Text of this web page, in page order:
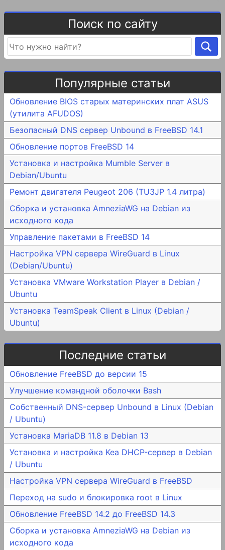
Поиск по сайту
Популярные статьи
Обновление BIOS старых материнских плат ASUS
(утилита AFUDOS)
Безопасный DNS сервер Unbound в FreeBSD 14.1
Обновление портов FreeBSD 14
Установка и настройка Mumble Server в
Debian/Ubuntu
Ремонт двигателя Peugeot 206 (TU3JP 1.4 литра)
Сборка и установка AmneziaWG на Debian из
исходного кода
Управление пакетами в FreeBSD 14
Настройка VPN сервера WireGuard в Linux
(Debian/Ubuntu)
Установка VMware Workstation Player в Debian /
Ubuntu
Установка TeamSpeak Client в Linux (Debian /
Ubuntu)
Последние статьи
Обновление FreeBSD до версии 15
Улучшение командной оболочки Bash
Собственный DNS-сервер Unbound в Linux (Debian
/ Ubuntu)
Установка MariaDB 11.8 в Debian 13
Установка и настройка Kea DHCP-сервер в Debian
/ Ubuntu
Настройка VPN сервера WireGuard в FreeBSD
Переход на sudo и блокировка root в Linux
Обновление FreeBSD 14.2 до FreeBSD 14.3
Сборка и установка AmneziaWG на Debian из
исходного кода